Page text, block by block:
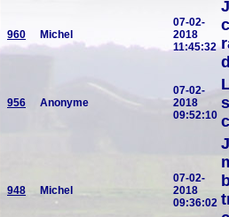
960 Michel
07-02-
2018
11:45:32
956 Anonyme
07-02-
2018
09:52:10
948 Michel
07-02-
2018
09:36:02